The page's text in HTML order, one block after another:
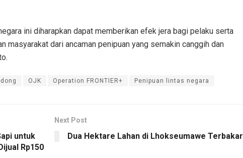
ini diharapkan dapat memberikan efek jera bagi pelaku serta
masyarakat dari ancaman penipuan yang semakin canggih dan
OJK Operation FRONTIER+ Penipuan lintas negara
untuk
Rp150
Next Post
Dua Hektare Lahan di Lhokseumawe Terbakar